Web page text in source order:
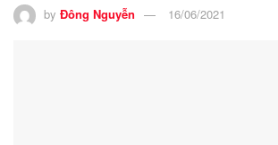
by Đông Nguyễn 16/06/2021